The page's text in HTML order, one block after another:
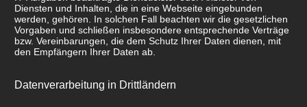
Diensten und Inhalten, die in eine Webseite eingebunden
werden, gehören. In solchen Fall beachten wir die gesetzlichen
Vorgaben und schließen insbesondere entsprechende Verträge
bzw. Vereinbarungen, die dem Schutz Ihrer Daten dienen, mit
den Empfängern Ihrer Daten ab.
Datenverarbeitung in Drittländern